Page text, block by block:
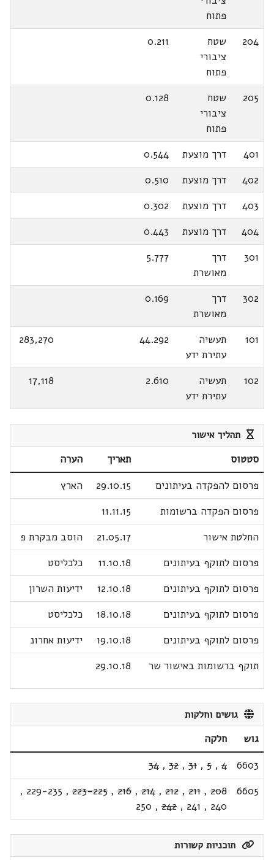
פתוח
204
שטח
ציבורי
פתוח
0.211
205
שטח
ציבורי
פתוח
0.128
401 דרך מוצעת
0.544
402
דרך מוצעת
0.510
403
דרך מוצעת
0.302
404
דרך מוצעת
0.443
301
דרך
מאושרת
5.777
302
דרך
מאושרת
0.169
101
תעשיה
עתירת ידע
44.292
283,270
102
תעשיה
עתירת ידע
2.610
17,118
תהליך אישור
סטטוס תאריך
הערה
פרסום להפקדה בעיתונים
29.10.15
הארץ
פרסום הפקדה ברשומות
11.11.15
החלטת אישור
21.05.17
הוסב מבקרת פ
פרסום לתוקף בעיתונים
11.10.18
כלכליסט
פרסום לתוקף בעיתונים
12.10.18
ידיעות השרון
פרסום לתוקף בעיתונים
18.10.18
כלכליסט
פרסום לתוקף בעיתונים
19.10.18
ידיעות אחרונ
תוקף ברשומות באישור שר
29.10.18
גושים וחלקות
גוש
חלקה
6603
4
,
5
,
31
,
32
,
34
6605
208
,
211
,
212
,
214
,
216
,
223-225
,
229-235
,
240
,
241
,
242
,
250
תוכניות קשורות